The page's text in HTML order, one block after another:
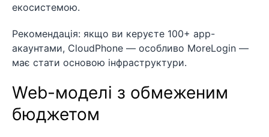
екосистемою.
Рекомендація: якщо ви керуєте 100+ app-
акаунтами, CloudPhone — особливо MoreLogin —
має стати основою інфраструктури.
Web-моделі з обмеженим
бюджетом